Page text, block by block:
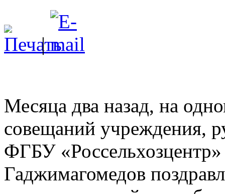
|
Месяца два назад, на
совещаний учреждения,
ФГБУ
Гаджимагомедов